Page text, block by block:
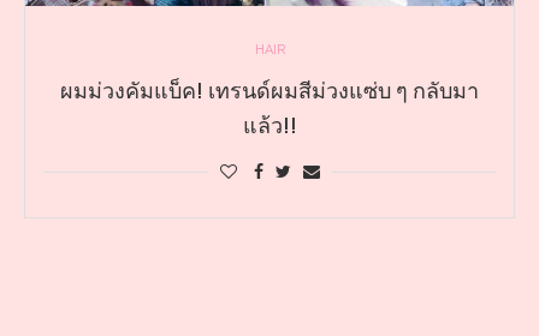
HAIR
ผมม่วงคัมแบ็ค! เทรนด์ผมสีม่วงแซ่บ ๆ กลับมา
แล้ว!!